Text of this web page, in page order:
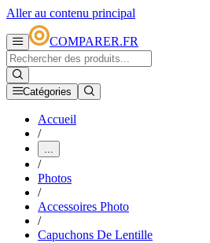
Aller au contenu principal
COMPARER.FR
Catégories
Accueil
/
...
/
Photos
/
Accessoires Photo
/
Capuchons De Lentille